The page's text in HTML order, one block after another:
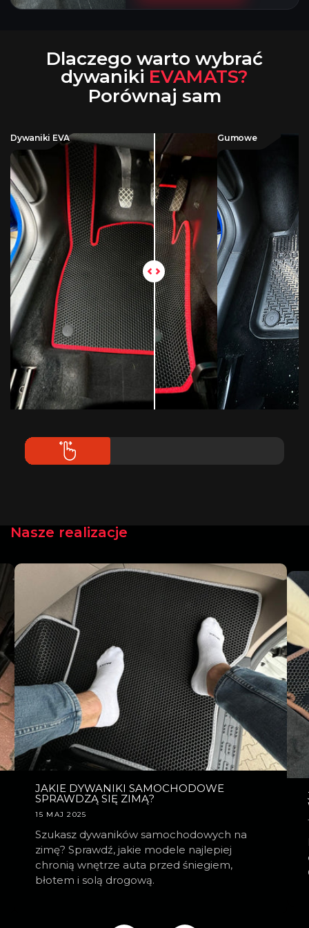
Dlaczego warto wybrać
dywaniki EVAMATS?
Porównaj sam
Dywaniki EVA Gumowe
Nasze realizacje
JAKIE DYWANIKI SAMOCHODOWE
SPRAWDZĄ SIĘ ZIMĄ?
15 MAJ 2025
Szukasz dywaników samochodowych na
zimę? Sprawdź, jakie modele najlepiej
chronią wnętrze auta przed śniegiem,
błotem i solą drogową.